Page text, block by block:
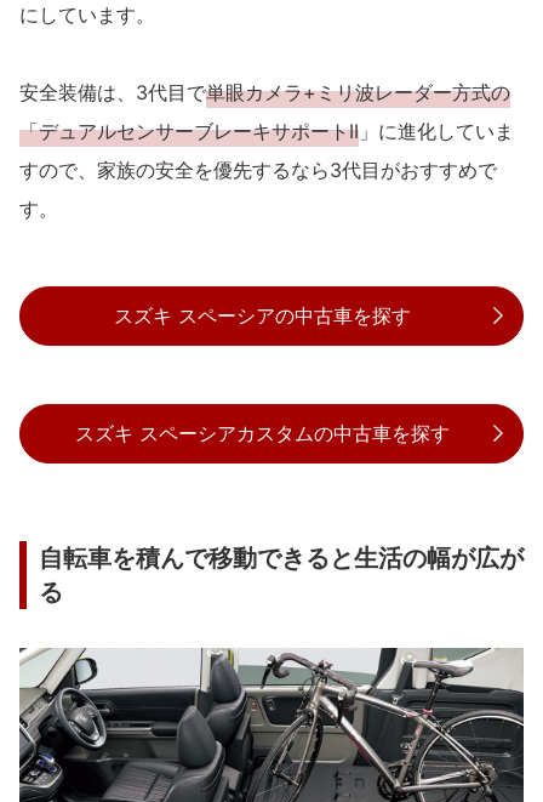
にしています。
安全装備は、3代目で単眼カメラ+ミリ波レーダー方式の
「デュアルセンサーブレーキサポートII 」に進化していま
すので、家族の安全を優先するなら3代目がおすすめで
す。
スズキ スペーシアの中古車を探す
スズキ スペーシアカスタムの中古車を探す
自転車を積んで移動できると生活の幅が広が
る